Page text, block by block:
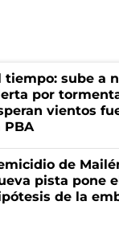
tiempo: sube a
por
vientos
PBA
de
pista pone
de la